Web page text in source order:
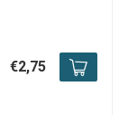
€2,75